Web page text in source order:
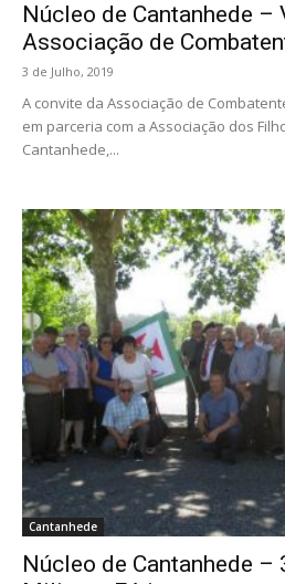
Núcleo de Cantanhede –
Associação de
3 de Julho, 2019
A convite da Associação de
em parceria com a Associação dos
Cantanhede,...
Cantanhede
Núcleo de Cantanhede –